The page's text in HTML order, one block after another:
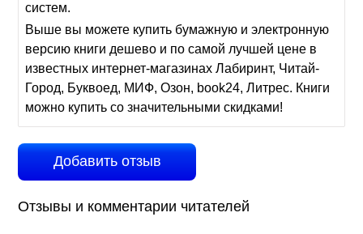
систем.
Выше вы можете купить бумажную и электронную
версию книги дешево и по самой лучшей цене в
известных интернет-магазинах Лабиринт, Читай-
Город, Буквоед, МИФ, Озон, book24, Литрес. Книги
можно купить со значительными скидками!
Добавить отзыв
Отзывы и комментарии читателей